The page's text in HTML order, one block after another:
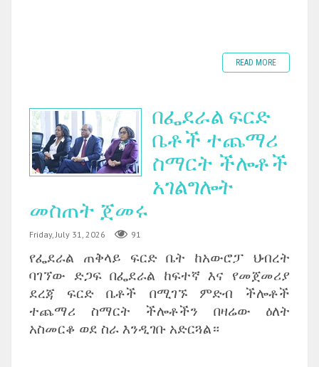
READ MORE
በፌደራል ፍርድ
ቤቶች ተጨማሪ
ስማርት ችሎቶች
አገልግሎት
መስጠት ጀመሩ
Friday, July 31, 2026 91
የፌደራል ጠቅላይ ፍርድ ቤት ከአውሮፓ ህብረት
ባገኘው ድጋፍ በፌደራል ከፍተኛ እና የመጀመሪያ
ደረጃ ፍርድ ቤቶች በሚገኙ ምድብ ችሎቶች
ተጨማሪ ስማርት ችሎቶችን በዛሬው ዕለት
አስመርቆ ወደ ስራ እንዲገቡ አድርጓል።